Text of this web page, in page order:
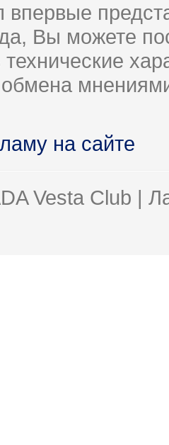
впервые
Вы можете
технические
на сайте
Vesta Club |